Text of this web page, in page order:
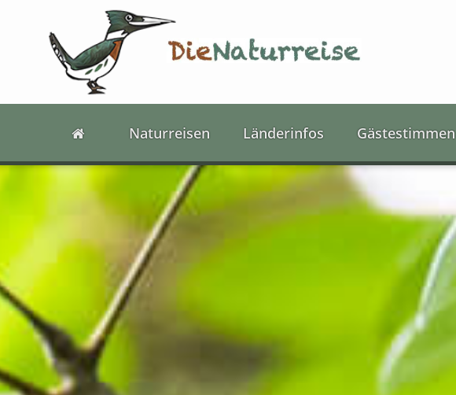
Naturreisen Länderinfos Gästestimmen